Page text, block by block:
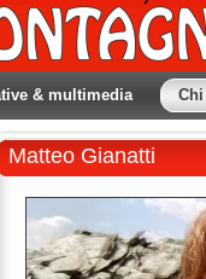
& multimedia
Matteo Gianatti